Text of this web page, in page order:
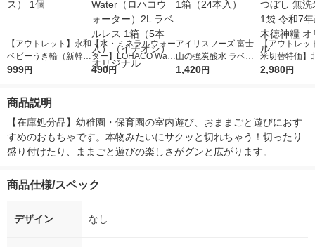
【アウトレット】永和
ベビーうき輪（新幹線
プラス） 1個
999円
【水・ミネラルウォー
ター】LOHACO Wate
r（ロハコウォータ
490円
アイリスフーズ 富士
山の強炭酸水 ラベル
レス 500ml 1箱（24
1,420円
【アウトレッ
米切替特価】
ななつぼし 無
2,980円
商品説明
【在庫処分品】幼稚園・保育園の室内遊び、おままごと遊びにおす
すめのおもちゃです。本物みたいにサクッと切れちゃう！切ったり
盛り付けたり、ままごと遊びの楽しさがグンと広がります。
商品仕様/スペック
デザイン なし